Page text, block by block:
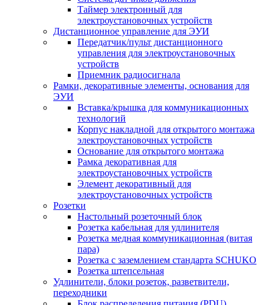
Таймер электронный для
электроустановочных устройств
Дистанционное управление для ЭУИ
Передатчик/пульт дистанционного
управления для электроустановочных
устройств
Приемник радиосигнала
Рамки, декоративные элементы, основания для
ЭУИ
Вставка/крышка для коммуникационных
технологий
Корпус накладной для открытого монтажа
электроустановочных устройств
Основание для открытого монтажа
Рамка декоративная для
электроустановочных устройств
Элемент декоративный для
электроустановочных устройств
Розетки
Настольный розеточный блок
Розетка кабельная для удлинителя
Розетка медная коммуникационная (витая
пара)
Розетка с заземлением стандарта SCHUKO
Розетка штепсельная
Удлинители, блоки розеток, разветвители,
переходники